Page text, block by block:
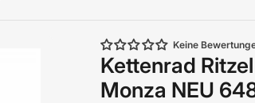
Keine
Kettenrad
Monza NEU